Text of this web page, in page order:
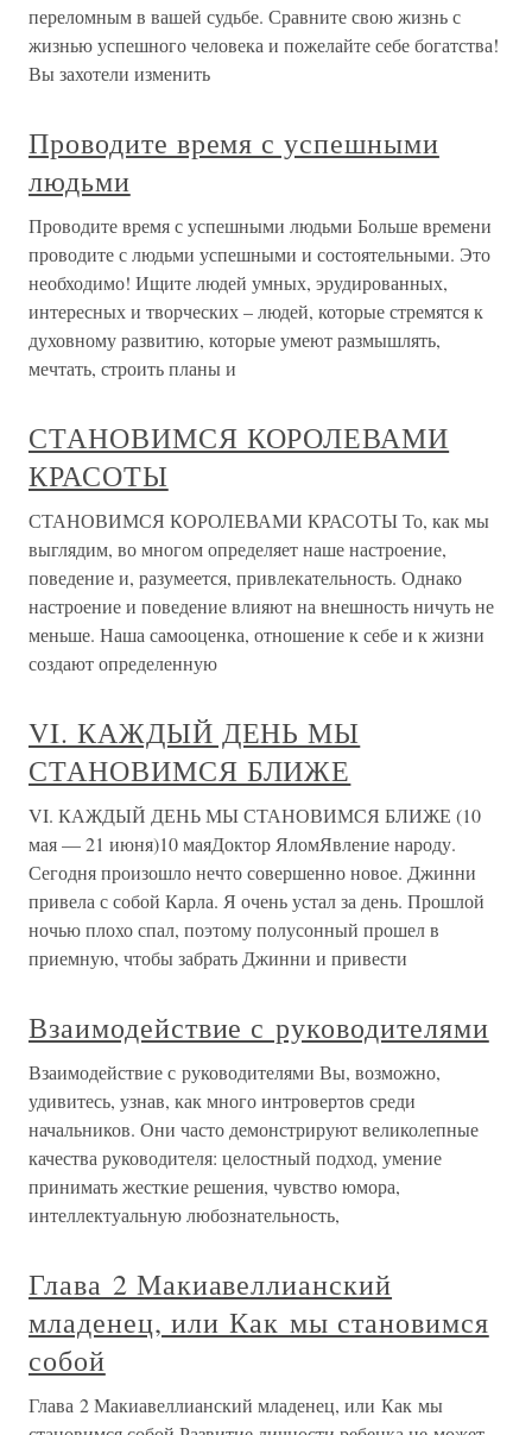
переломным в вашей судьбе. Сравните свою жизнь с
жизнью успешного человека и пожелайте себе богатства!
Вы захотели изменить
Проводите время с успешными
людьми
Проводите время с успешными людьми Больше времени
проводите с людьми успешными и состоятельными. Это
необходимо! Ищите людей умных, эрудированных,
интересных и творческих – людей, которые стремятся к
духовному развитию, которые умеют размышлять,
мечтать, строить планы и
СТАНОВИМСЯ КОРОЛЕВАМИ
КРАСОТЫ
СТАНОВИМСЯ КОРОЛЕВАМИ КРАСОТЫ То, как мы
выглядим, во многом определяет наше настроение,
поведение и, разумеется, привлекательность. Однако
настроение и поведение влияют на внешность ничуть не
меньше. Наша самооценка, отношение к себе и к жизни
создают определенную
VI. КАЖДЫЙ ДЕНЬ МЫ
СТАНОВИМСЯ БЛИЖЕ
VI. КАЖДЫЙ ДЕНЬ МЫ СТАНОВИМСЯ БЛИЖЕ (10
мая — 21 июня)10 маяДоктор ЯломЯвление народу.
Сегодня произошло нечто совершенно новое. Джинни
привела с собой Карла. Я очень устал за день. Прошлой
ночью плохо спал, поэтому полусонный прошел в
приемную, чтобы забрать Джинни и привести
Взаимодействие с руководителями
Взаимодействие с руководителями Вы, возможно,
удивитесь, узнав, как много интровертов среди
начальников. Они часто демонстрируют великолепные
качества руководителя: целостный подход, умение
принимать жесткие решения, чувство юмора,
интеллектуальную любознательность,
Глава 2 Макиавеллианский
младенец, или Как мы становимся
собой
Глава 2 Макиавеллианский младенец, или Как мы